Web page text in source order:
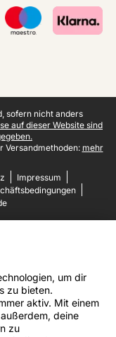
sofern nicht anders
auf dieser Website sind
Versandmethoden: mehr
Impressum
um dir
zu bieten.
aktiv. Mit einem
deine
zu